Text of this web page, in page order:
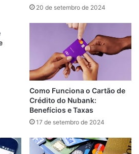
20 de setembro de 2024
Como Funciona o Cartão de
Crédito do Nubank:
Benefícios e Taxas
17 de setembro de 2024